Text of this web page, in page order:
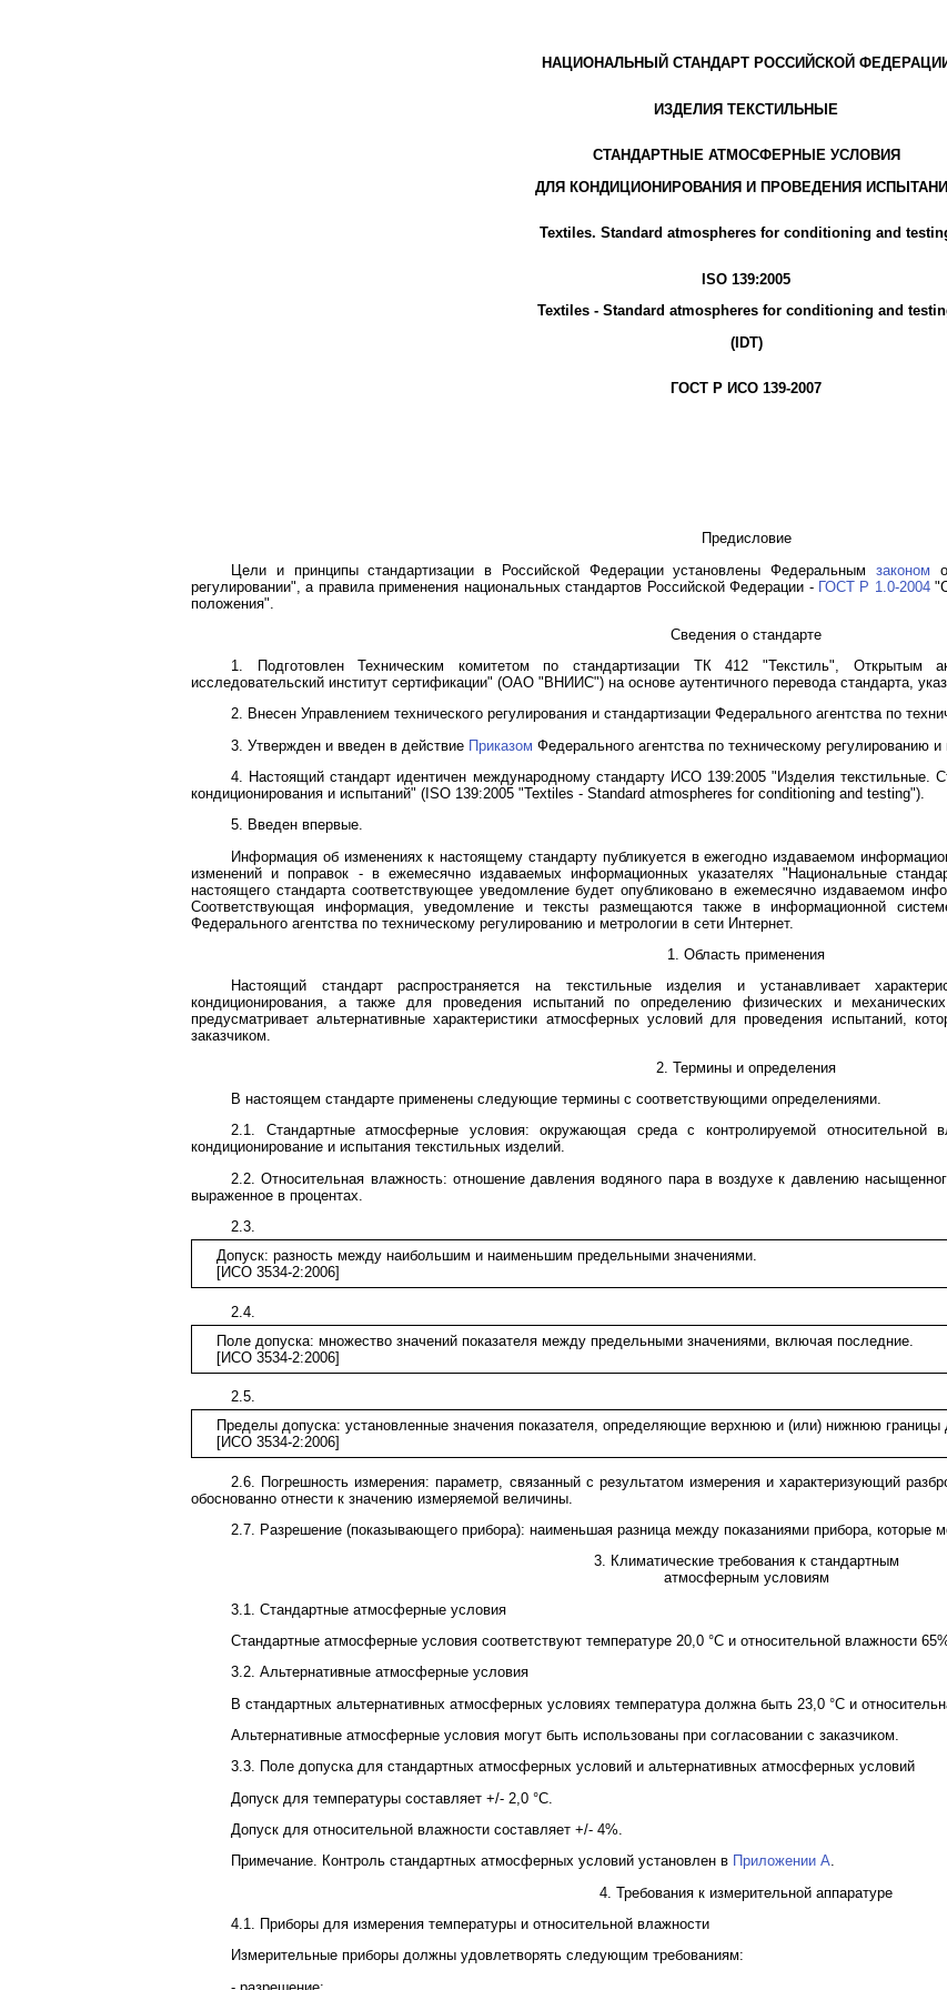
НАЦИОНАЛЬНЫЙ СТАНДАРТ РОССИЙСКОЙ
ИЗДЕЛИЯ ТЕКСТИЛЬНЫЕ
СТАНДАРТНЫЕ АТМОСФЕРНЫЕ УСЛОВИЯ
ДЛЯ КОНДИЦИОНИРОВАНИЯ И ПРОВЕДЕНИЯ
Textiles. Standard atmospheres for conditioning and
ISO 139:2005
Textiles - Standard atmospheres for conditioning and
(IDT)
ГОСТ Р ИСО 139-2007
Предисловие
Цели и принципы стандартизации в Российской Федерации установлены Федеральным законом
регулировании", а правила применения национальных стандартов Российской Федерации - ГОСТ Р 1.0-2004
положения".
Сведения о стандарте
1. Подготовлен Техническим комитетом по стандартизации ТК 412 "Текстиль", Открытым
исследовательский институт сертификации" (ОАО "ВНИИС") на основе аутентичного перевода стандарта,
2. Внесен Управлением технического регулирования и стандартизации Федерального агентства по
3. Утвержден и введен в действие Приказом Федерального агентства по техническому регулированию
4. Настоящий стандарт идентичен международному стандарту ИСО 139:2005 "Изделия текстильные.
кондиционирования и испытаний" (ISO 139:2005 "Textiles - Standard atmospheres for conditioning and testing").
5. Введен впервые.
Информация об изменениях к настоящему стандарту публикуется в ежегодно издаваемом
изменений и поправок - в ежемесячно издаваемых информационных указателях "Национальные
настоящего стандарта соответствующее уведомление будет опубликовано в ежемесячно издаваемом
Соответствующая информация, уведомление и тексты размещаются также в информационной
Федерального агентства по техническому регулированию и метрологии в сети Интернет.
1. Область применения
Настоящий стандарт распространяется на текстильные изделия и устанавливает
кондиционирования, а также для проведения испытаний по определению физических и
предусматривает альтернативные характеристики атмосферных условий для проведения испытаний,
заказчиком.
2. Термины и определения
В настоящем стандарте применены следующие термины с соответствующими определениями.
2.1. Стандартные атмосферные условия: окружающая среда с контролируемой относительной
кондиционирование и испытания текстильных изделий.
2.2. Относительная влажность: отношение давления водяного пара в воздухе к давлению
выраженное в процентах.
2.3.
Допуск: разность между наибольшим и наименьшим предельными значениями.
[ИСО 3534-2:2006]
2.4.
Поле допуска: множество значений показателя между предельными значениями, включая последние.
[ИСО 3534-2:2006]
2.5.
Пределы допуска: установленные значения показателя, определяющие верхнюю и (или) нижнюю границы
[ИСО 3534-2:2006]
2.6. Погрешность измерения: параметр, связанный с результатом измерения и характеризующий
обоснованно отнести к значению измеряемой величины.
2.7. Разрешение (показывающего прибора): наименьшая разница между показаниями прибора, которые
3. Климатические требования к стандартным
атмосферным условиям
3.1. Стандартные атмосферные условия
Стандартные атмосферные условия соответствуют температуре 20,0 °C и относительной влажности
3.2. Альтернативные атмосферные условия
В стандартных альтернативных атмосферных условиях температура должна быть 23,0 °C и
Альтернативные атмосферные условия могут быть использованы при согласовании с заказчиком.
3.3. Поле допуска для стандартных атмосферных условий и альтернативных атмосферных условий
Допуск для температуры составляет +/- 2,0 °C.
Допуск для относительной влажности составляет +/- 4%.
Примечание. Контроль стандартных атмосферных условий установлен в Приложении A.
4. Требования к измерительной аппаратуре
4.1. Приборы для измерения температуры и относительной влажности
Измерительные приборы должны удовлетворять следующим требованиям: